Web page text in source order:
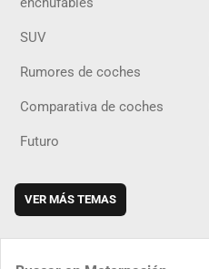
SUV
Rumores de coches
Comparativa de coches
Futuro
VER MÁS TEMAS